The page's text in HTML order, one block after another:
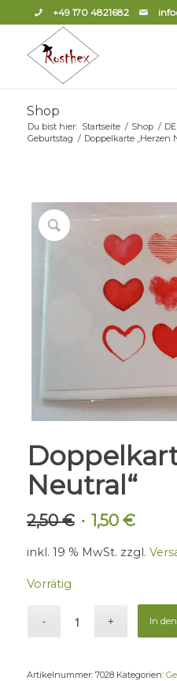
+49 170 4821682
Shop
Du bist hier: Startseite / Shop /
Geburtstag / Doppelkarte „Herzen
Neutral“
2,50€ Ursprünglicher
war:
1,50 €
ist:
inkl. 19 % MwSt. zzgl.
Vorrätig
In
Artikelnummer: 7028 Kategorien: